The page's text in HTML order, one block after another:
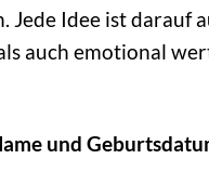
Jede Idee ist darauf
auch emotional
und